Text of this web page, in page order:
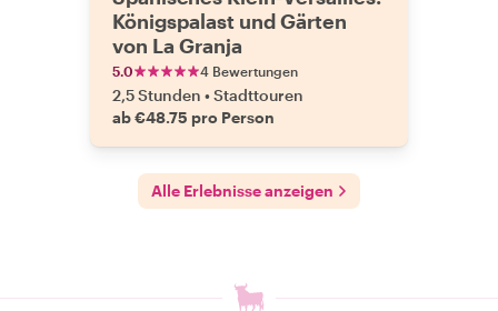
Königspalast und Gärten
von La Granja
5.0 4 Bewertungen
2,5 Stunden •Stadttouren
ab €48.75 pro Person
Alle Erlebnisse anzeigen